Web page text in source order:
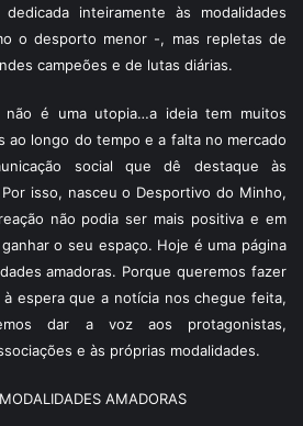
inteiramente às modalidades
o desporto menor -, mas repletas de
campeões e de lutas diárias.
é uma utopia…a ideia tem muitos
ao longo do tempo e a falta no mercado
social que dê destaque às
isso, nasceu o Desportivo do Minho,
não podia ser mais positiva e em
o seu espaço. Hoje é uma página
amadoras. Porque queremos fazer
espera que a notícia nos chegue feita,
dar a voz aos protagonistas,
e às próprias modalidades.
AMADORAS